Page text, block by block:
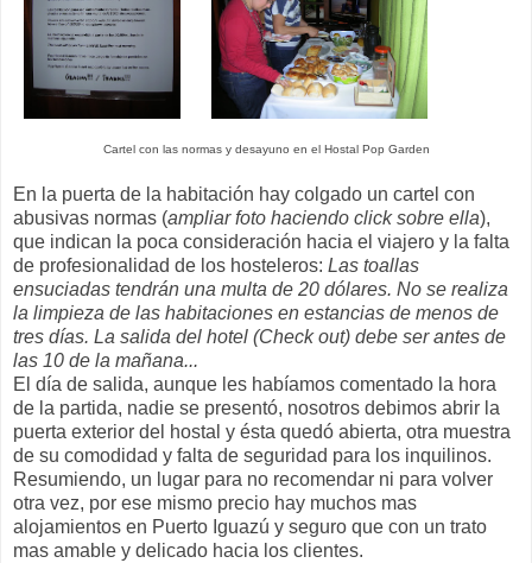
Cartel con las normas y desayuno en el Hostal Pop Garden
En la puerta de la habitación hay colgado un cartel con
abusivas normas (ampliar foto haciendo click sobre ella),
que indican la poca consideración hacia el viajero y la falta
de profesionalidad de los hosteleros: Las toallas
ensuciadas tendrán una multa de 20 dólares. No se realiza
la limpieza de las habitaciones en estancias de menos de
tres días. La salida del hotel (Check out) debe ser antes de
las 10 de la mañana...
El día de salida, aunque les habíamos comentado la hora
de la partida, nadie se presentó, nosotros debimos abrir la
puerta exterior del hostal y ésta quedó abierta, otra muestra
de su comodidad y falta de seguridad para los inquilinos.
Resumiendo, un lugar para no recomendar ni para volver
otra vez, por ese mismo precio hay muchos mas
alojamientos en Puerto Iguazú y seguro que con un trato
mas amable y delicado hacia los clientes.